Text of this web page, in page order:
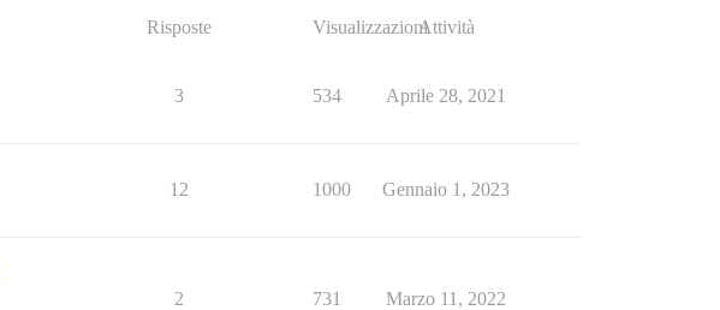
Risposte VisualizzazioniAttività
3 534 Aprile 28, 2021
12 1000 Gennaio 1, 2023
2 731 Marzo 11, 2022